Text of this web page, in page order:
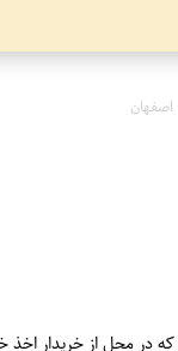
در محل از خریدار